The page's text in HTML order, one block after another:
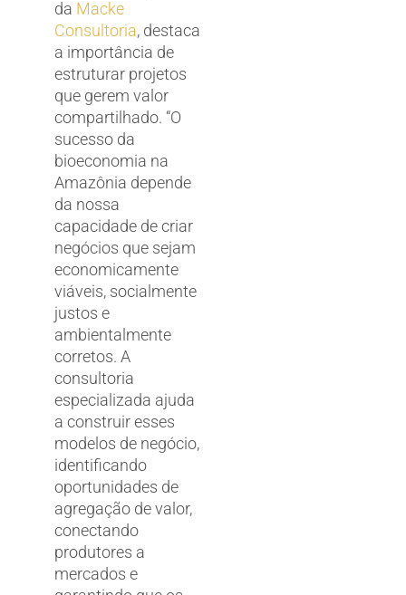
da Macke
Consultoria, destaca
a importância de
estruturar projetos
que gerem valor
compartilhado. “O
sucesso da
bioeconomia na
Amazônia depende
da nossa
capacidade de criar
negócios que sejam
economicamente
viáveis, socialmente
justos e
ambientalmente
corretos. A
consultoria
especializada ajuda
a construir esses
modelos de negócio,
identificando
oportunidades de
agregação de valor,
conectando
produtores a
mercados e